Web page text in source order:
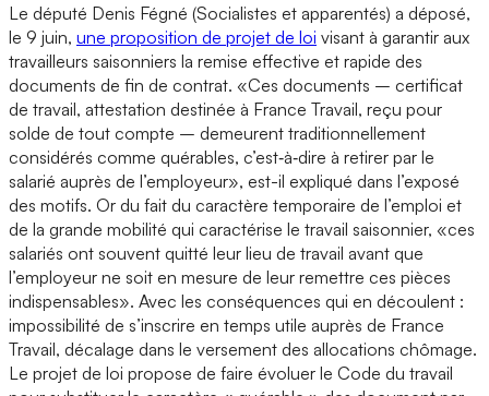
Le député Denis Fégné (Socialistes et apparentés) a déposé,
le 9 juin, une proposition de projet de loi visant à garantir aux
travailleurs saisonniers la remise effective et rapide des
documents de fin de contrat. «Ces documents – certificat
de travail, attestation destinée à France Travail, reçu pour
solde de tout compte – demeurent traditionnellement
considérés comme quérables, c’est‑à‑dire à retirer par le
salarié auprès de l’employeur», est-il expliqué dans l’exposé
des motifs. Or du fait du caractère temporaire de l’emploi et
de la grande mobilité qui caractérise le travail saisonnier, «ces
salariés ont souvent quitté leur lieu de travail avant que
l’employeur ne soit en mesure de leur remettre ces pièces
indispensables». Avec les conséquences qui en découlent :
impossibilité de s’inscrire en temps utile auprès de France
Travail, décalage dans le versement des allocations chômage.
Le projet de loi propose de faire évoluer le Code du travail